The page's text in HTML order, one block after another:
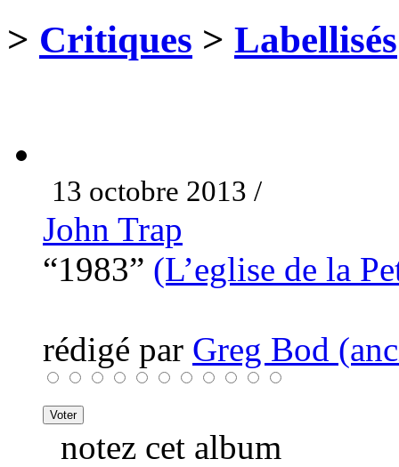
> Critiques > Labellisés
13 octobre 2013 /
John Trap
“1983” (L’eglise de la
rédigé par Greg Bod
notez cet album